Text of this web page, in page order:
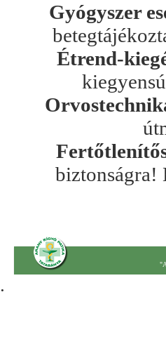
Gyógyszer
Étrend-
biztonságra!
.